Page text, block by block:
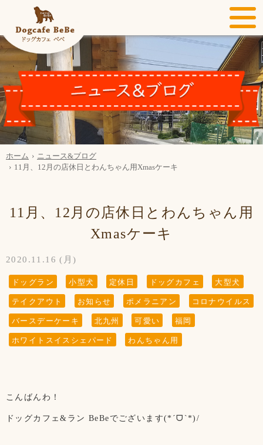
ホーム
ニュース&ブログ
11月、12月の店休日とわんちゃん用Xmasケーキ
11月、12月の店休日とわんちゃん用
Xmasケーキ
2020.11.16 (月)
ドッグラン 小型犬 定休日 ドッグカフェ 大型犬
テイクアウト お知らせ ポメラニアン コロナウイルス
バースデーケーキ 北九州 可愛い 福岡
ホワイトスイスシェパード わんちゃん用
こんばんわ！
ドッグカフェ&ラン BeBeでございます(*ˊᗜˋ*)/